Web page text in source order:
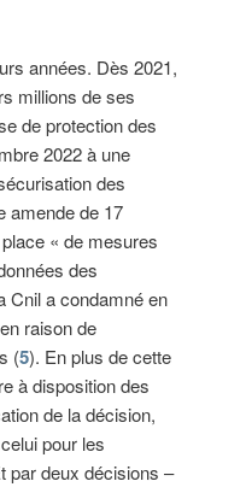
années. Dès 2021,
millions de ses
de protection des
2022 à une
des
amende de 17
« de mesures
des
Cnil a condamné en
raison de
(5). En plus de cette
à disposition des
de la décision,
pour les
par deux décisions –